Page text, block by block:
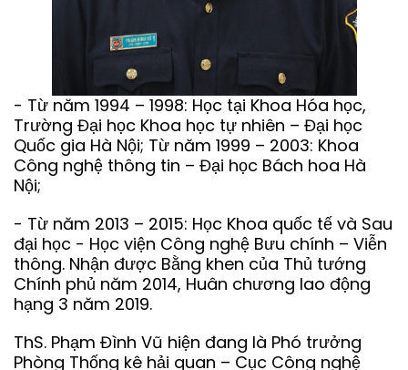
- Từ năm 1994 – 1998: Học tại Khoa Hóa học,
Trường Đại học Khoa học tự nhiên – Đại học
Quốc gia Hà Nội; Từ năm 1999 – 2003: Khoa
Công nghệ thông tin – Đại học Bách hoa Hà
Nội;
- Từ năm 2013 – 2015: Học Khoa quốc tế và Sau
đại học - Học viện Công nghệ Bưu chính – Viễn
thông. Nhận được Bằng khen của Thủ tướng
Chính phủ năm 2014, Huân chương lao động
hạng 3 năm 2019.
ThS. Phạm Đình Vũ hiện đang là Phó trưởng
Phòng Thống kê hải quan – Cục Công nghệ